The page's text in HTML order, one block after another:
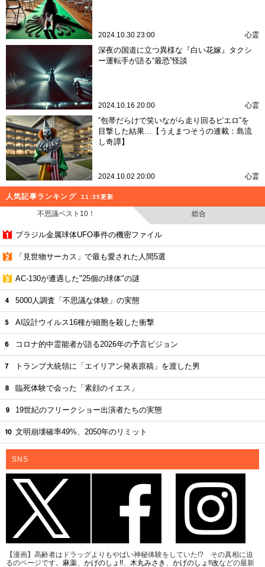
2024.10.30 23:00 心霊
深夜の国道に立つ異様な『白い花嫁』タクシ
ー運転手が語る“最恐”怪談
2024.10.16 20:00 心霊
“包帯だらけで笑いながら走り回るピエロ”を
目撃した結果…【うえまつそうの連載：島流
し奇譚】
2024.10.02 20:00 心霊
人気記事ランキング 11:35更新
不思議ベスト10！ 総合
ブラジル金属球体UFO事件の機密ファイル
「見世物サーカス」で最も愛された人間5選
AC-130が遭遇した"25個の球体"の謎
5000人調査「不思議な体験」の実態
AI設計ウイルス16種が細胞を殺した衝撃
コロナ的中霊能者が語る2026年の予言ビジョン
トランプ大統領に「エイリアン発表原稿」を渡した男
臨死体験で会った「素顔のイエス」
19世紀のフリークショー出演者たちの実態
文明崩壊確率49%、2050年のリミット
SNS
【漫画】高齢者はドラッグよりもやばい神秘体験をしていた!? その真相に迫
るのページです。 麻薬、 かげのしょ!!、 木丸みさき 、 かげのしょ!!改などの最新